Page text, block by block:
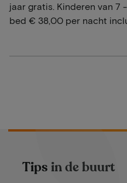
jaar gratis. Kinderen van 7
bed € 38,00 per nacht
Tips in de buurt